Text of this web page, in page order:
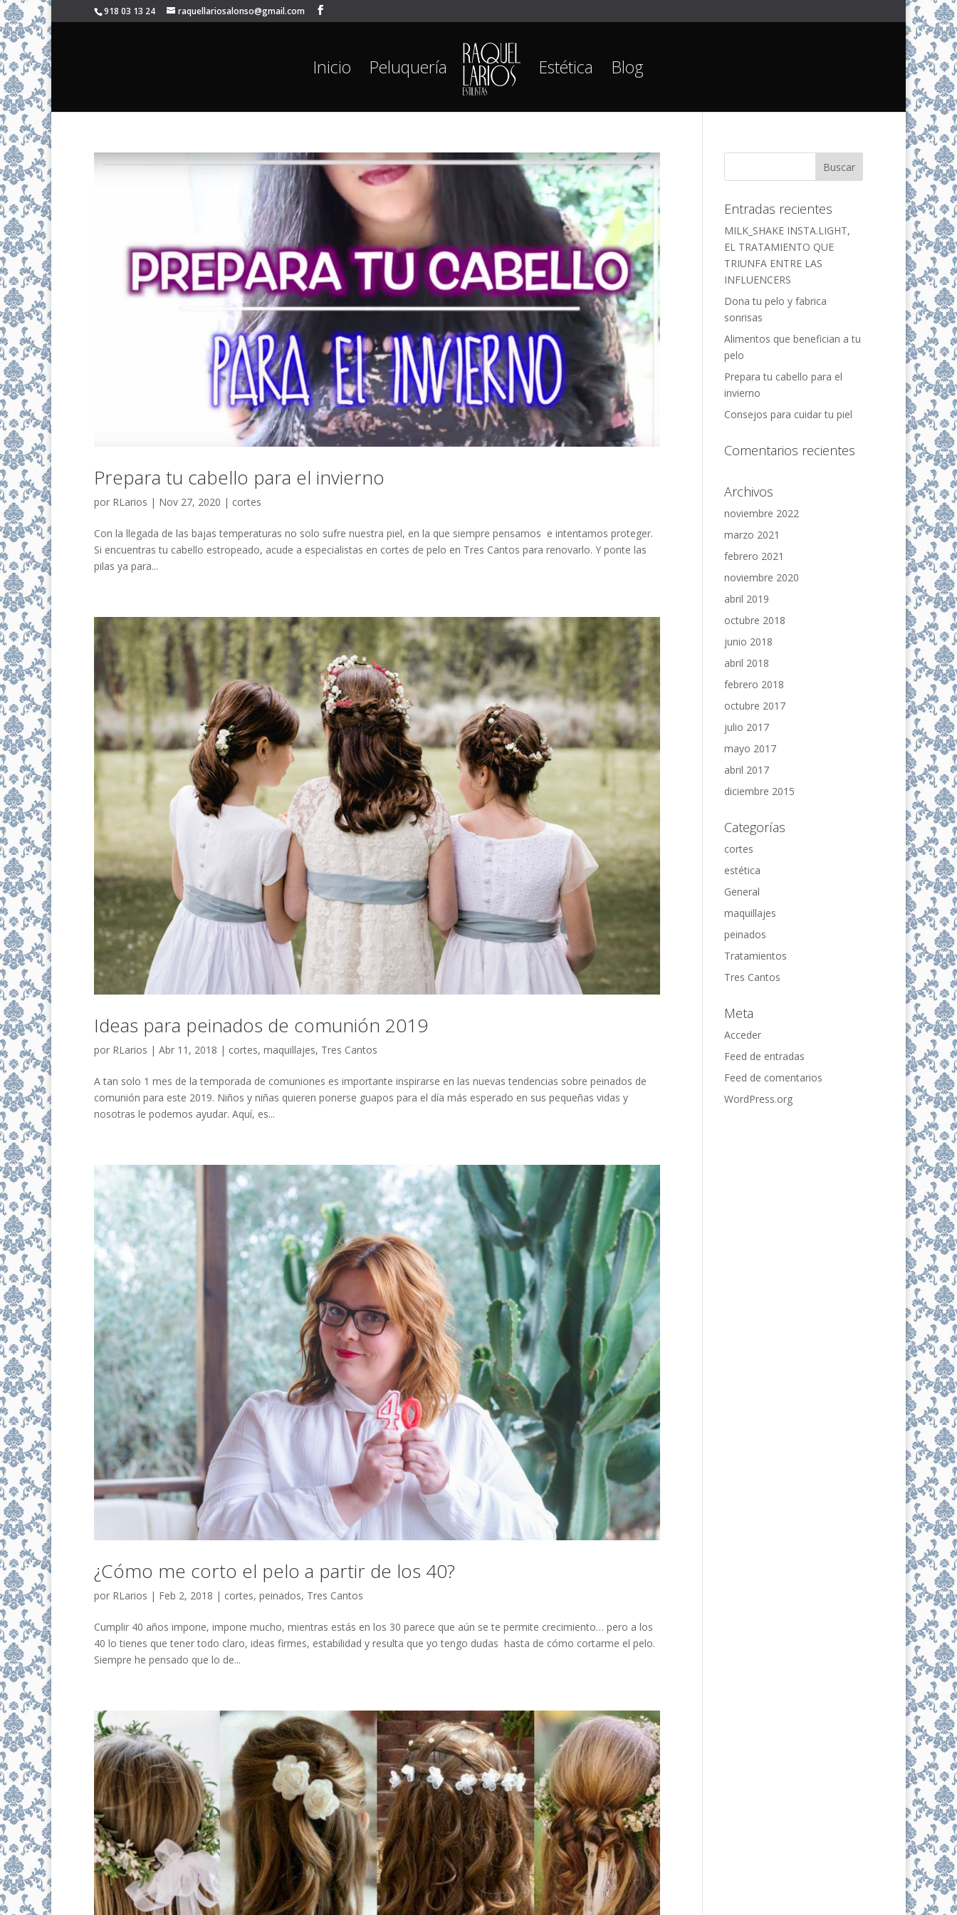
918 03 13 24 raquellariosalonso@gmail.com
Inicio Peluquería Estética Blog
Prepara tu cabello para el invierno
por RLarios | Nov 27, 2020 | cortes
Con la llegada de las bajas temperaturas no solo sufre nuestra piel, en la que siempre pensamos e intentamos proteger.
Si encuentras tu cabello estropeado, acude a especialistas en cortes de pelo en Tres Cantos para renovarlo. Y ponte las
pilas ya para...
Ideas para peinados de comunión 2019
por RLarios | Abr 11, 2018 | cortes, maquillajes, Tres Cantos
A tan solo 1 mes de la temporada de comuniones es importante inspirarse en las nuevas tendencias sobre peinados de
comunión para este 2019. Niños y niñas quieren ponerse guapos para el día más esperado en sus pequeñas vidas y
nosotras le podemos ayudar. Aquí, es...
¿Cómo me corto el pelo a partir de los 40?
por RLarios | Feb 2, 2018 | cortes, peinados, Tres Cantos
Cumplir 40 años impone, impone mucho, mientras estás en los 30 parece que aún se te permite crecimiento… pero a los
40 lo tienes que tener todo claro, ideas firmes, estabilidad y resulta que yo tengo dudas hasta de cómo cortarme el pelo.
Siempre he pensado que lo de...
Entradas recientes
MILK_SHAKE INSTA.LIGHT,
EL TRATAMIENTO QUE
TRIUNFA ENTRE LAS
INFLUENCERS
Dona tu pelo y fabrica
sonrisas
Alimentos que benefician a tu
pelo
Prepara tu cabello para el
invierno
Consejos para cuidar tu piel
Comentarios recientes
Archivos
noviembre 2022
marzo 2021
febrero 2021
noviembre 2020
abril 2019
octubre 2018
junio 2018
abril 2018
febrero 2018
octubre 2017
julio 2017
mayo 2017
abril 2017
diciembre 2015
Categorías
cortes
estética
General
maquillajes
peinados
Tratamientos
Tres Cantos
Meta
Acceder
Feed de entradas
Feed de comentarios
WordPress.org